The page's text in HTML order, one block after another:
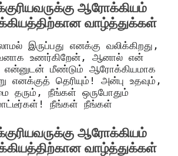
ஆரோக்கியம்
வாழ்த்துக்கள்
இருப்பது எனக்கு வலிக்கிறது,
உணர்கிறேன், ஆனால் என்
மீண்டும் ஆரோக்கியமாக
எனக்குத் தெரியும்! அன்பு உதவும்,
தரும், நீங்கள் ஒருபோதும்
நீங்கள் நீங்கள்
ஆரோக்கியம்
வாழ்த்துக்கள்